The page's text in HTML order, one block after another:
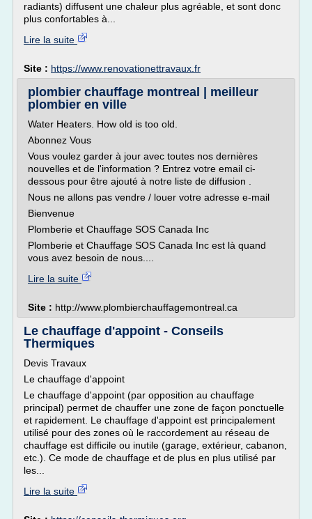
radiants) diffusent une chaleur plus agréable, et sont donc
plus confortables à...
Lire la suite
Site : https://www.renovationettravaux.fr
plombier chauffage montreal | meilleur
plombier en ville
Water Heaters. How old is too old.
Abonnez Vous
Vous voulez garder à jour avec toutes nos dernières
nouvelles et de l'information ? Entrez votre email ci-
dessous pour être ajouté à notre liste de diffusion .
Nous ne allons pas vendre / louer votre adresse e-mail
Bienvenue
Plomberie et Chauffage SOS Canada Inc
Plomberie et Chauffage SOS Canada Inc est là quand
vous avez besoin de nous....
Lire la suite
Site : http://www.plombierchauffagemontreal.ca
Le chauffage d'appoint - Conseils
Thermiques
Devis Travaux
Le chauffage d'appoint
Le chauffage d'appoint (par opposition au chauffage
principal) permet de chauffer une zone de façon ponctuelle
et rapidement. Le chauffage d'appoint est principalement
utilisé pour des zones où le raccordement au réseau de
chauffage est difficile ou inutile (garage, extérieur, cabanon,
etc.). Ce mode de chauffage et de plus en plus utilisé par
les...
Lire la suite